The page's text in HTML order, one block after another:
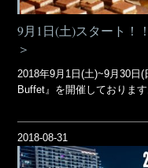
9月1日(土)スタート！
＞
2018年9月1日(土)~9月30日
Buffet』を開催しておりま
2018-08-31